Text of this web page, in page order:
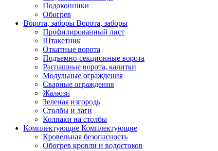
Подоконники
Обогрев
Ворота, заборы Ворота, заборы
Профилированный лист
Штакетник
Откатные ворота
Подъемно-секционные ворота
Распашные ворота, калитки
Модульные ограждения
Сварные ограждения
Жалюзи
Зеленая изгородь
Столбы и лаги
Колпаки на столбы
Комплектующие Комплектующие
Кровельная безопасность
Обогрев кровли и водостоков